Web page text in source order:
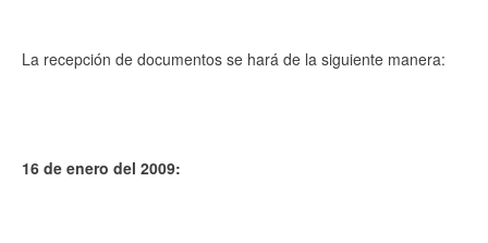
La recepción de documentos se hará de la siguiente manera:
16 de enero del 2009: